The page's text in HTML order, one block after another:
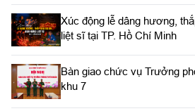
Xúc động lễ dâng hương,
liệt sĩ tại TP. Hồ Chí Minh
Bàn giao chức vụ Trưởng
khu 7